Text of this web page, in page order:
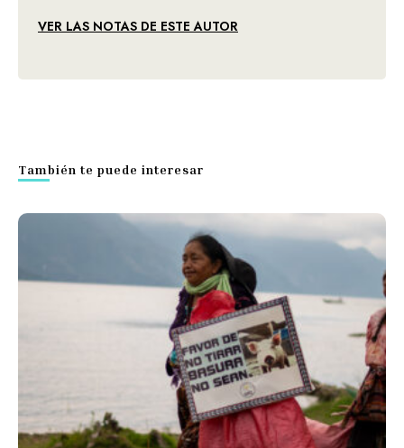
VER LAS NOTAS DE ESTE AUTOR
También te puede interesar